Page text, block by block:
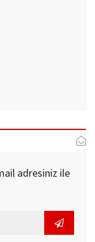
adresiniz ile